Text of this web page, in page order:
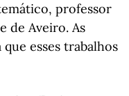
professor
de Aveiro. As
esses trabalhos